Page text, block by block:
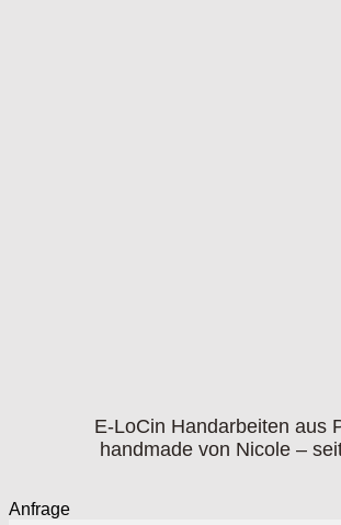
E-LoCin Handarbeiten aus
handmade von Nicole –
Anfrage